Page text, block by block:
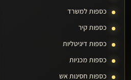
כספות למשרד
כספות קיר
כספות דיגיטליות
כספות מכניות
כספות חסינות אש